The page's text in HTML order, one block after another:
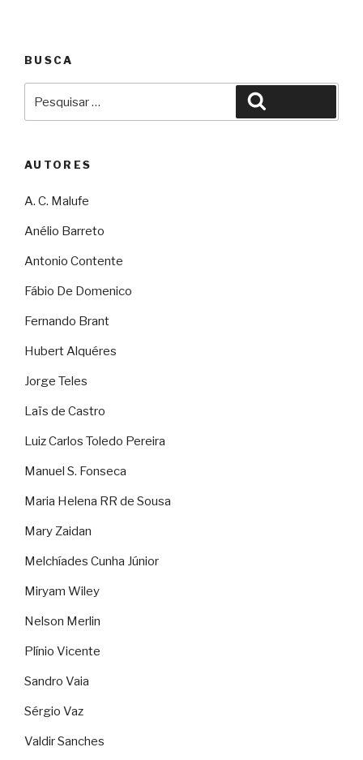
BUSCA
por:
AUTORES
A. C. Malufe
Anélio Barreto
Antonio Contente
Fábio De Domenico
Fernando Brant
Hubert Alquéres
Jorge Teles
Laïs de Castro
Luiz Carlos Toledo Pereira
Manuel S. Fonseca
Maria Helena RR de Sousa
Mary Zaidan
Melchíades Cunha Júnior
Miryam Wiley
Nelson Merlin
Plínio Vicente
Sandro Vaia
Sérgio Vaz
Valdir Sanches